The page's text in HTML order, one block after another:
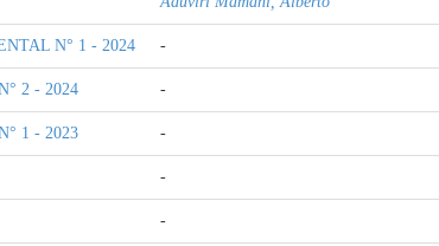
N° 1 - 2024 -
2 - 2024 -
1 - 2023 -
-
-